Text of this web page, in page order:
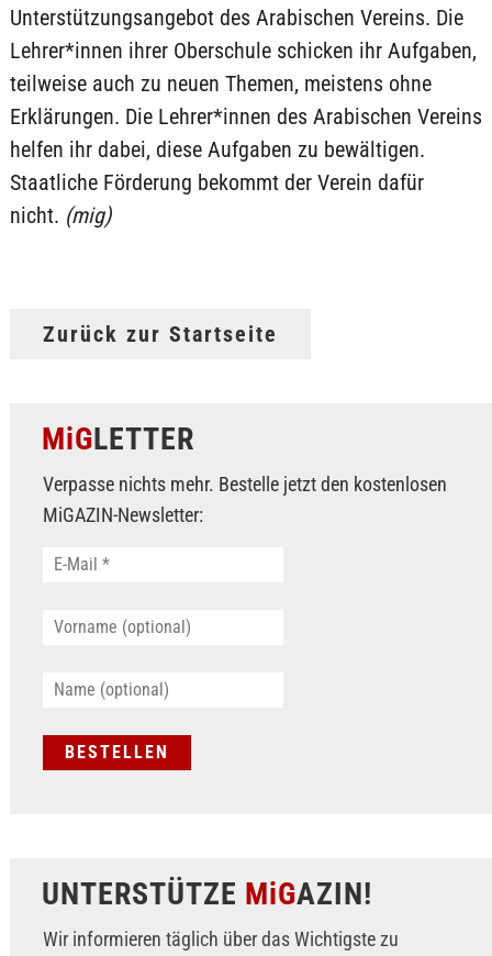
Unterstützungsangebot des Arabischen Vereins. Die
Lehrer*innen ihrer Oberschule schicken ihr Aufgaben,
teilweise auch zu neuen Themen, meistens ohne
Erklärungen. Die Lehrer*innen des Arabischen Vereins
helfen ihr dabei, diese Aufgaben zu bewältigen.
Staatliche Förderung bekommt der Verein dafür
nicht. (mig)
Zurück zur Startseite
MiGLETTER
Verpasse nichts mehr. Bestelle jetzt den kostenlosen
MiGAZIN-Newsletter:
UNTERSTÜTZE MiGAZIN!
Wir informieren täglich über das Wichtigste zu